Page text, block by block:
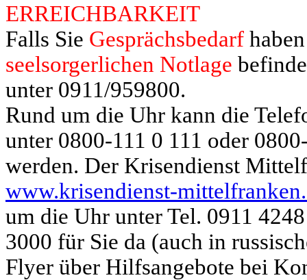
ERREICHBARKEIT
Falls Sie Gesprächsbedarf
seelsorgerlichen Notlage
unter 0911/959800.
Rund um die Uhr kann die
unter 0800-111 0 111 oder
werden. Der Krisendienst
www.krisendienst-
um die Uhr unter Tel. 0911
3000 für Sie da (auch in
Flyer über Hilfsangebote bei